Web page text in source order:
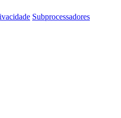
Subprocessadores